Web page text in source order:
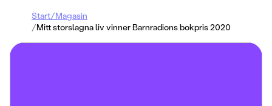
Start/Magasin
/Mitt storslagna liv vinner Barnradions bokpris 2020